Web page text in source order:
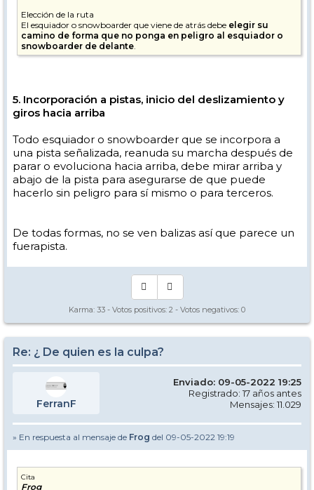
Elección de la ruta
El esquiador o snowboarder que viene de atrás debe elegir su
camino de forma que no ponga en peligro al esquiador o
snowboarder de delante.
5. Incorporación a pistas, inicio del deslizamiento y
giros hacia arriba
Todo esquiador o snowboarder que se incorpora a
una pista señalizada, reanuda su marcha después de
parar o evoluciona hacia arriba, debe mirar arriba y
abajo de la pista para asegurarse de que puede
hacerlo sin peligro para sí mismo o para terceros.
De todas formas, no se ven balizas así que parece un
fuerapista.
Karma: 33 - Votos positivos: 2 - Votos negativos: 0
Re: ¿ De quien es la culpa?
FerranF
Enviado: 09-05-2022 19:25
Registrado: 17 años antes
Mensajes: 11.029
» En respuesta al mensaje de Frog del 09-05-2022 19:19
Cita
Frog